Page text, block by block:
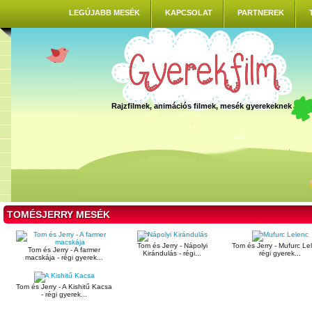
LEGÚJABB MESÉK KAPCSOLAT PARTNEREK
Rajzfilmek, animációs filmek, mesék gyerekeknek
TOMÉSJERRY MESÉK
Tom és Jerry - A farmer
macskája - régi gyerek...
Tom és Jerry - Nápolyi
Kirándulás - régi...
Tom és Jerry - Mufurc
régi gyerek...
Tom és Jerry - A Kishitű Kacsa
- régi gyerek...